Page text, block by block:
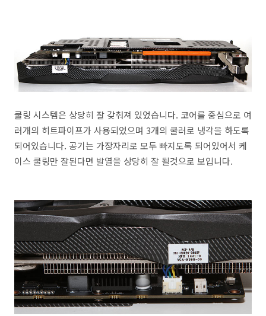
쿨링 시스템은 상당히 잘 갖춰져 있었습니다. 코어를 중심으로 여
러개의 히트파이프가 사용되었으며 3개의 쿨러로 냉각을 하도록
되어있습니다. 공기는 가장자리로 모두 빠지도록 되어있어서 케
이스 쿨링만 잘된다면 발열을 상당히 잘 될것으로 보입니다.